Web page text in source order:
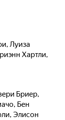
, Луиза
Хартли,
Бриер,
, Бен
, Элисон